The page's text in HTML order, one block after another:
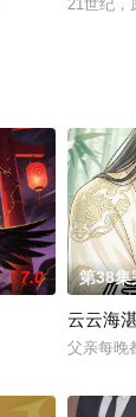
21世纪，
7.0 第38集
云云海
父亲每晚